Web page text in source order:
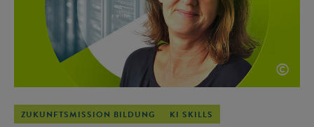
©
ZUKUNFTSMISSION BILDUNG KI SKILLS